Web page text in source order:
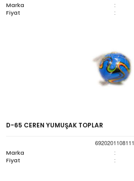
Marka
:
Fiyat :
D-65 CEREN YUMUŞAK TOPLAR
6920201108111
Marka
:
Fiyat :